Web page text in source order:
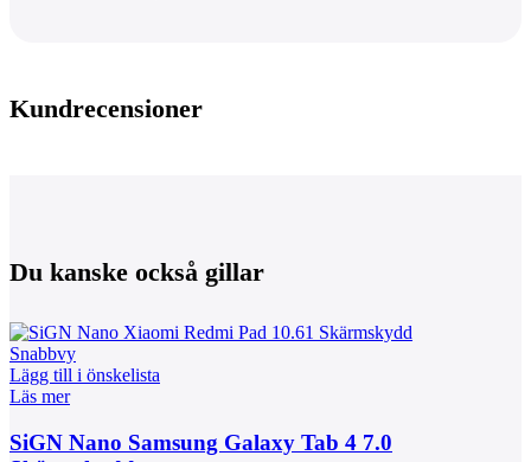
Kundrecensioner
Du kanske också gillar
Snabbvy
Lägg till i önskelista
Läs mer
SiGN Nano Samsung Galaxy Tab 4 7.0